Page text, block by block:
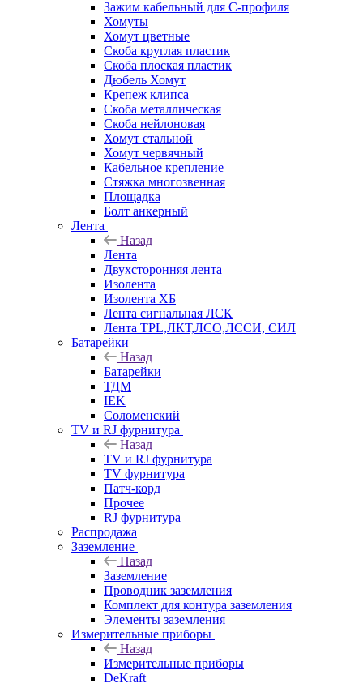
Зажим кабельный для С-профиля
Хомуты
Хомут цветные
Скоба круглая пластик
Скоба плоская пластик
Дюбель Хомут
Крепеж клипса
Скоба металлическая
Скоба нейлоновая
Хомут стальной
Хомут червячный
Кабельное крепление
Стяжка многозвенная
Площадка
Болт анкерный
Лента
Назад
Лента
Двухсторонняя лента
Изолента
Изолента ХБ
Лента сигнальная ЛСК
Лента TPL,ЛКТ,ЛСО,ЛССИ, СИЛ
Батарейки
Назад
Батарейки
ТДМ
IEK
Соломенский
TV и RJ фурнитура
Назад
TV и RJ фурнитура
TV фурнитура
Патч-корд
Прочее
RJ фурнитура
Распродажа
Заземление
Назад
Заземление
Проводник заземления
Комплект для контура заземления
Элементы заземления
Измерительные приборы
Назад
Измерительные приборы
DeKraft